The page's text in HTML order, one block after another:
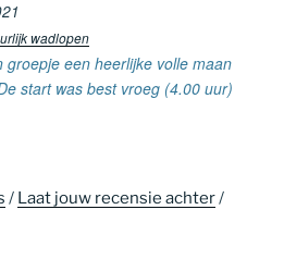
wadlopen
groepje een heerlijke volle maan
start was best vroeg (4.00 uur)
/ Laat jouw recensie achter/